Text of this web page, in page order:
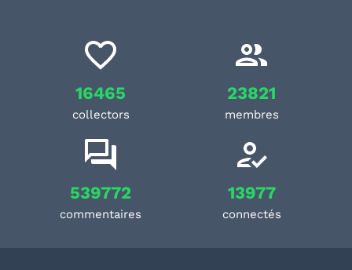
16465
collectors
23821
membres
539772
commentaires
13977
connectés